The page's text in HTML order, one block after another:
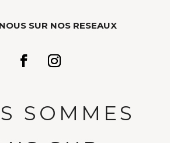
SUR NOS RESEAUX
SOMMES